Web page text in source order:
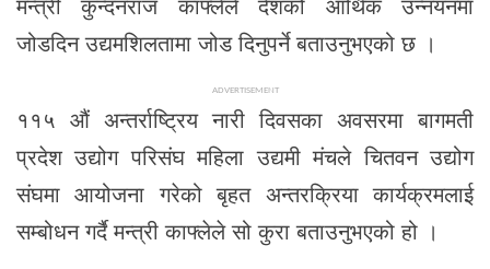
जोडदिन उद्यमशिलतामा जोड दिनुपर्ने बताउनुभएको छ ।
ADVERTISEMENT
११५ औं अन्तर्राष्ट्रिय नारी दिवसका अवसरमा बागमती
प्रदेश उद्योग परिसंघ महिला उद्यमी मंचले चितवन उद्योग
संघमा आयोजना गरेको बृहत अन्तरक्रिया कार्यक्रमलाई
सम्बोधन गर्दै मन्त्री काफ्लेले सो कुरा बताउनुभएको हो ।